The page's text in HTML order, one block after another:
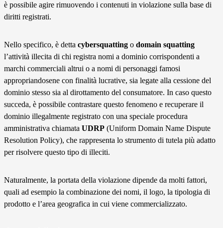
è possibile agire rimuovendo i contenuti in violazione sulla base di
diritti registrati.
Nello specifico, è detta cybersquatting o domain squatting
l’attività illecita di chi registra nomi a dominio corrispondenti a
marchi commerciali altrui o a nomi di personaggi famosi
appropriandosene con finalità lucrative, sia legate alla cessione del
dominio stesso sia al dirottamento del consumatore. In caso questo
succeda, è possibile contrastare questo fenomeno e recuperare il
dominio illegalmente registrato con una speciale procedura
amministrativa chiamata UDRP (Uniform Domain Name Dispute
Resolution Policy), che rappresenta lo strumento di tutela più adatto
per risolvere questo tipo di illeciti.
Naturalmente, la portata della violazione dipende da molti fattori,
quali ad esempio la combinazione dei nomi, il logo, la tipologia di
prodotto e l’area geografica in cui viene commercializzato.